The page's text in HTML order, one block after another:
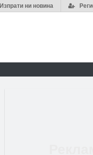
Изпрати ни новина